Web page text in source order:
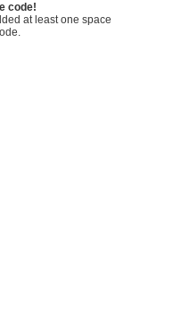
code!
at least one space